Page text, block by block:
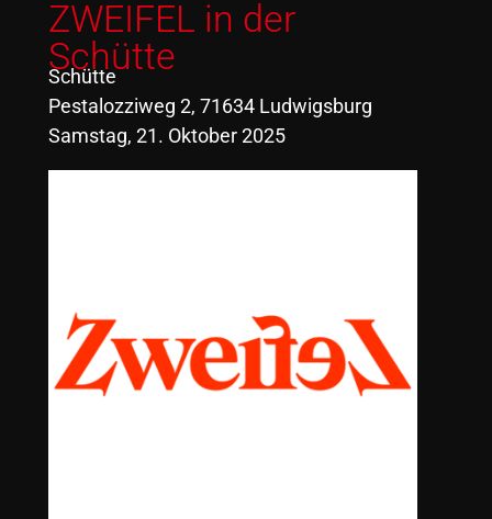
ZWEIFEL in der
Schütte
Schütte
Pestalozziweg 2, 71634 Ludwigsburg
Samstag, 21. Oktober 2025